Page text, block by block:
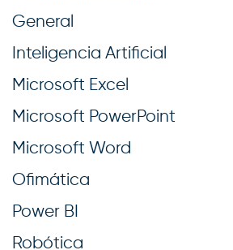
General
Inteligencia Artificial
Microsoft Excel
Microsoft PowerPoint
Microsoft Word
Ofimática
Power BI
Robótica